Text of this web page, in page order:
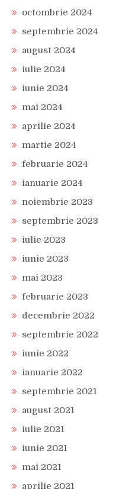
octombrie 2024
septembrie 2024
august 2024
iulie 2024
iunie 2024
mai 2024
aprilie 2024
martie 2024
februarie 2024
ianuarie 2024
noiembrie 2023
septembrie 2023
iulie 2023
iunie 2023
mai 2023
februarie 2023
decembrie 2022
septembrie 2022
iunie 2022
ianuarie 2022
septembrie 2021
august 2021
iulie 2021
iunie 2021
mai 2021
aprilie 2021